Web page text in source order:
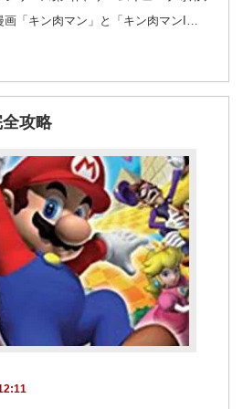
「キン肉マン」と「キン肉マンI…
攻略